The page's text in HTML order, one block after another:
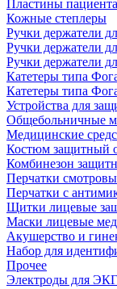
Пластины пациента
Кожные степлеры
Ручки держатели
Ручки держатели
Ручки держатели
Катетеры типа
Катетеры типа
Устройства для
Общебольничные
Медицинские
Костюм защитный
Комбинезон
Перчатки
Перчатки с
Щитки лицевые
Маски лицевые
Акушерство и
Набор для
Прочее
Электроды для ЭКГ